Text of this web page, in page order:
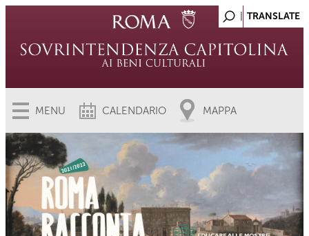
MENU CALENDARIO MAPPA